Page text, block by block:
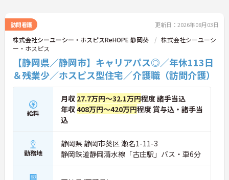
訪問看護 更新日：2026年08月03日
株式会社シーユーシー・ホスピスReHOPE 静岡葵
株式会社シーユーシ
ー・ホスピス
【静岡県／静岡市】キャリアパス◎／年休113日
＆残業少／ホスピス型住宅／介護職（訪問介護）
給料
月収 27.7万円～32.1万円程度 諸手当込
年収408万円～420万円程度 賞与込・諸手当
込
勤務地
静岡県 静岡市葵区 瀬名1-11-3
静岡鉄道静岡清水線「古庄駅」バス・車6分